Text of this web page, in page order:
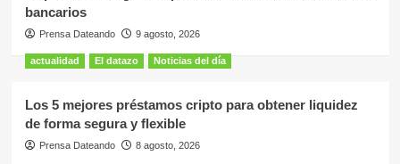
bancarios
Prensa Dateando 9 agosto, 2026
actualidad El datazo Noticias del día
Los 5 mejores préstamos cripto para obtener liquidez
de forma segura y flexible
Prensa Dateando 8 agosto, 2026